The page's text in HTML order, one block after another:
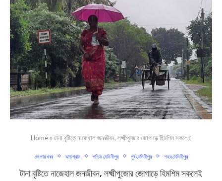
Home »টানা বৃষ্টিতে নাজেহাল জনজীবন, লক্ষ্মীপুজোর জোগাড়ে হিমশিম সকলেই
জেলার খবর ঝাড়গ্রাম পশ্চিম মেদিনীপুর পূর্ব মেদিনীপুর শহর মেদিনীপুর
টানা বৃষ্টিতে নাজেহাল জনজীবন, লক্ষ্মীপুজোর জোগাড়ে হিমশিম সকলেই